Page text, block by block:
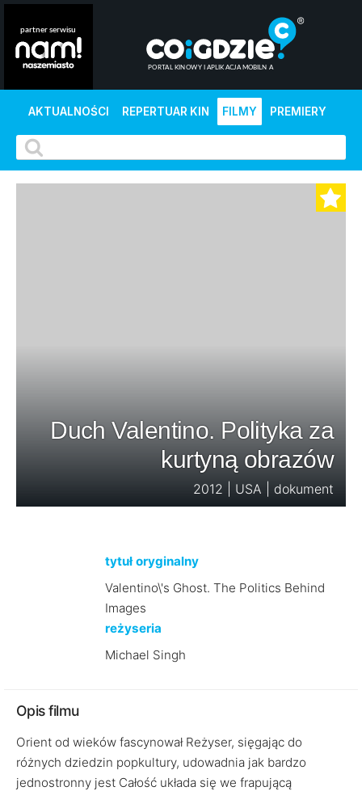
AKTUALNOŚCI REPERTUAR KIN FILMY PREMIERY
Duch Valentino. Polityka za
kurtyną obrazów
2012 | USA | dokument
tytuł oryginalny
Valentino\'s Ghost. The Politics Behind
Images
reżyseria
Michael Singh
Opis filmu
Orient od wieków fascynował Reżyser, sięgając do
różnych dziedzin popkultury, udowadnia jak bardzo
jednostronny jest Całość układa się we frapującą